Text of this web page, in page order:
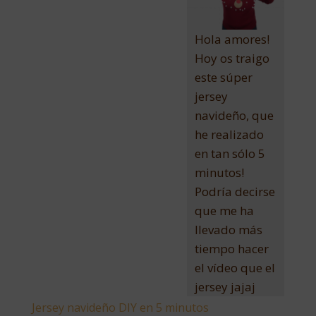
Hola amores!
Hoy os traigo
este súper
jersey
navideño, que
he realizado
en tan sólo 5
minutos!
Podría decirse
que me ha
llevado más
tiempo hacer
el vídeo que el
jersey jajaj
Jersey navideño DIY en 5 minutos